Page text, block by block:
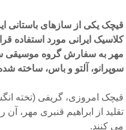
قیچک یکی از سازهای باستانی
کلاسیک ایرانی مورد استفاده
مهر به سفارش گروه موسیقی
سوپرانو، آلتو و باس، ساخته
قیچک امروزی، گریفی (تخته
تقلید از ابراهیم قنبری مهر، آن
می کنند.